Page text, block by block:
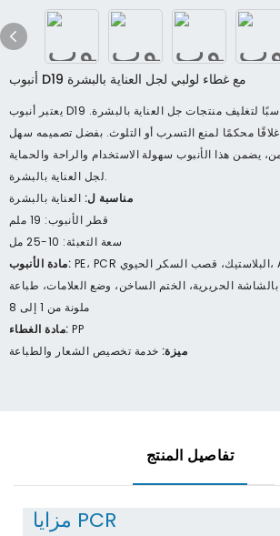
أنبوب D19 مع غطاء لولبي لجل العناية بالبشرة
يعتبر أنبوب D19 ذو الغطاء اللولبي حلاً مناسبًا لتغليف منتجات جل العناية بالبشرة.
محكمًا لمنع التسرب أو التلوث. بفضل تصميمه سهل
يضمن هذا الأنبوب سهولة الاستخدام والراحة والحماية
لجل العناية بالبشرة.
مناسبة ل: العناية بالبشرة
قطر الأنبوب: 19 ملم
سعة التعبئة: 10-25 مل
مادة الأنبوب:
الحريرية، الختم الساخن، وضع العلامات، طباعة
ملونة من 1 إلى 8
مادة الغطاء:PP
ميزة: خدمة تخصيص الشعار والطباعة
تفاصيل المنتج
مزايا PCR